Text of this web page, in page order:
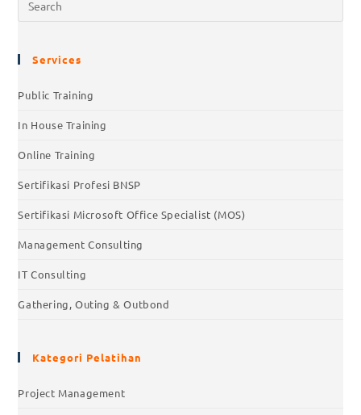
Services
Public Training
In House Training
Online Training
Sertifikasi Profesi BNSP
Sertifikasi Microsoft Office Specialist (MOS)
Management Consulting
IT Consulting
Gathering, Outing & Outbond
Kategori Pelatihan
Project Management